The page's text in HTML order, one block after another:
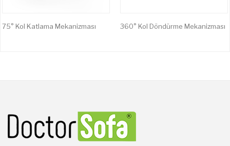
75° Kol Katlama Mekanizması 360° Kol Döndürme Mekanizması